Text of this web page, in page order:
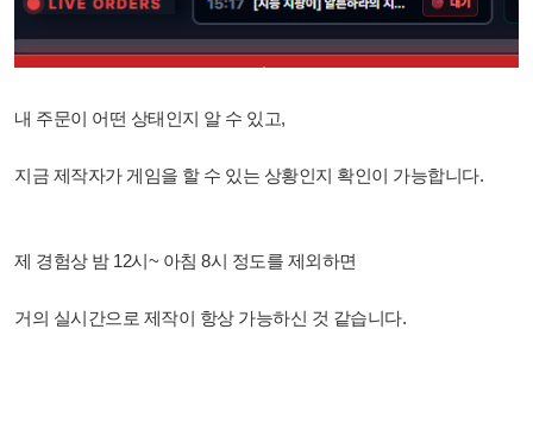
내 주문이 어떤 상태인지 알 수 있고,
지금 제작자가 게임을 할 수 있는 상황인지 확인이 가능합니다.
제 경험상 밤 12시~ 아침 8시 정도를 제외하면
거의 실시간으로 제작이 항상 가능하신 것 같습니다.